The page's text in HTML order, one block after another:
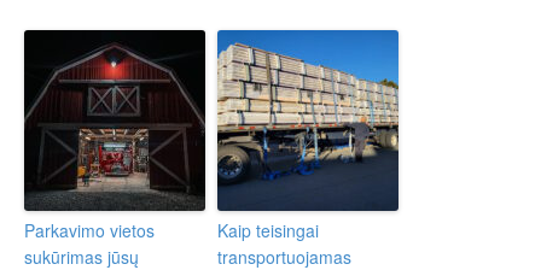
Parkavimo vietos
sukūrimas jūsų
Kaip teisingai
transportuojamas